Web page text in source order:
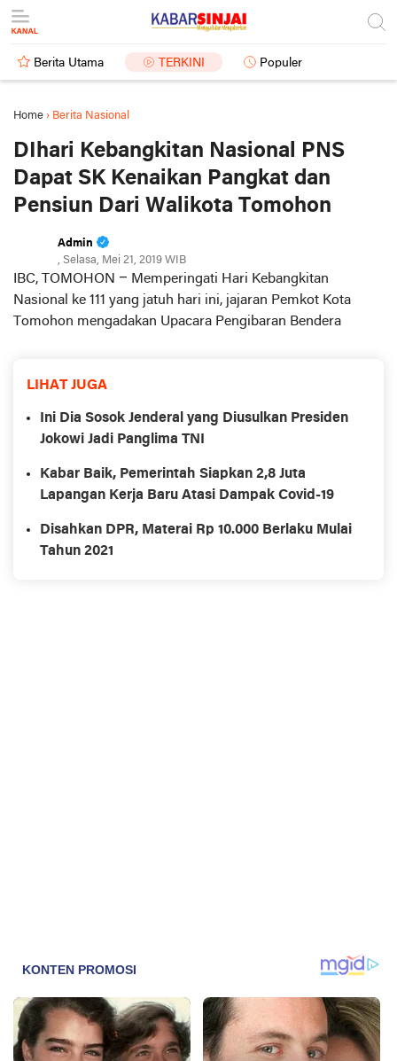
Berita Utama TERKINI Populer
Home › Berita Nasional
DIhari Kebangkitan Nasional PNS
Dapat SK Kenaikan Pangkat dan
Pensiun Dari Walikota Tomohon
Admin
, Selasa, Mei 21, 2019 WIB
IBC, TOMOHON – Memperingati Hari Kebangkitan
Nasional ke 111 yang jatuh hari ini, jajaran Pemkot Kota
Tomohon mengadakan Upacara Pengibaran Bendera
LIHAT JUGA
Ini Dia Sosok Jenderal yang Diusulkan Presiden
Jokowi Jadi Panglima TNI
Kabar Baik, Pemerintah Siapkan 2,8 Juta
Lapangan Kerja Baru Atasi Dampak Covid-19
Disahkan DPR, Materai Rp 10.000 Berlaku Mulai
Tahun 2021